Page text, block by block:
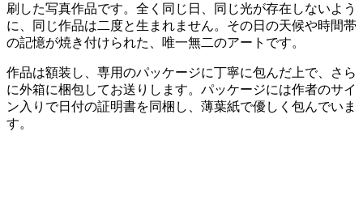
刷した写真作品です。全く同じ日、同じ光が存在しないよう
に、同じ作品は二度と生まれません。その日の天候や時間帯
の記憶が焼き付けられた、唯一無二のアートです。
作品は額装し、専用のパッケージに丁寧に包んだ上で、さら
に外箱に梱包してお送りします。パッケージには作者のサイ
ン入りで日付の証明書を同梱し、薄葉紙で優しく包んでいま
す。